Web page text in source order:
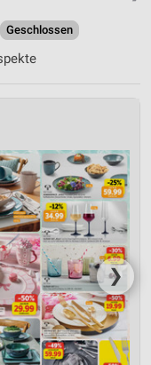
Geschlossen
❯